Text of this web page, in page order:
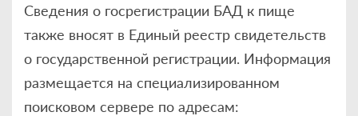
Сведения о госрегистрации БАД к пище
также вносят в Единый реестр свидетельств
о государственной регистрации. Информация
размещается на специализированном
поисковом сервере по адресам: